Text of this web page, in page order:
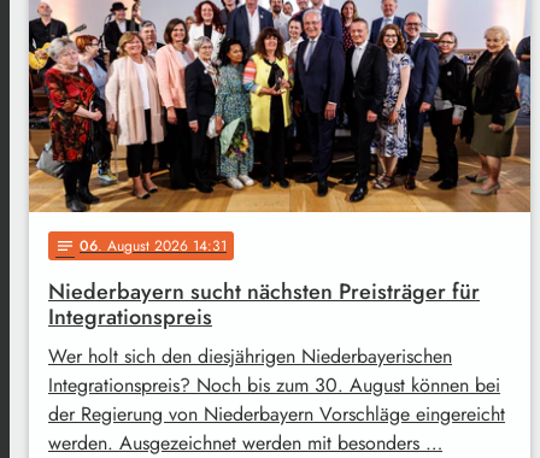
notes 06. August 2026 14:31
Niederbayern sucht nächsten Preisträger für
Integrationspreis
Wer holt sich den diesjährigen Niederbayerischen
Integrationspreis? Noch bis zum 30. August können bei
der Regierung von Niederbayern Vorschläge eingereicht
werden. Ausgezeichnet werden mit besonders …